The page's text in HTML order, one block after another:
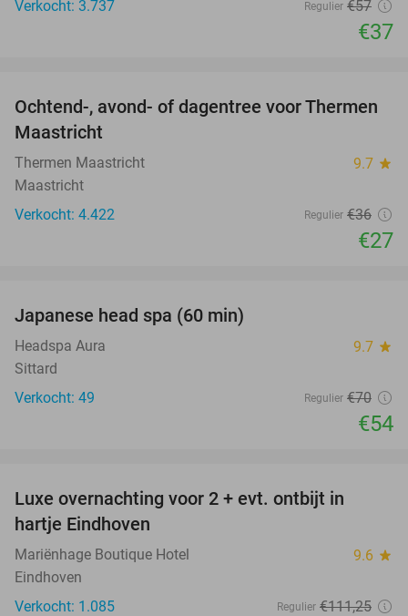
Verkocht: 3.737 Regulier €57
€37
25%
Ochtend-, avond- of dagentree voor Thermen
Maastricht
Thermen Maastricht 9.7 star
Maastricht
Verkocht: 4.422
Regulier €36
€27
Japanese head spa (60 min)
Headspa Aura 9.7 star
Sittard
Verkocht: 49
Regulier €70
€54
Luxe overnachting voor 2 + evt. ontbijt in
hartje Eindhoven
Mariënhage Boutique Hotel 9.6 star
Eindhoven
Verkocht: 1.085
Regulier €111,25